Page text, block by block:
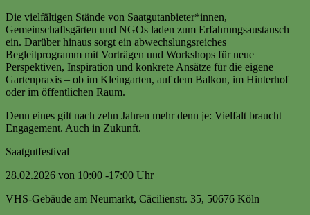
Die vielfältigen Stände von Saatgutanbieter*innen,
Gemeinschaftsgärten und NGOs laden zum Erfahrungsaustausch
ein. Darüber hinaus sorgt ein abwechslungsreiches
Begleitprogramm mit Vorträgen und Workshops für neue
Perspektiven, Inspiration und konkrete Ansätze für die eigene
Gartenpraxis – ob im Kleingarten, auf dem Balkon, im Hinterhof
oder im öffentlichen Raum.
Denn eines gilt nach zehn Jahren mehr denn je: Vielfalt braucht
Engagement. Auch in Zukunft.
Saatgutfestival
28.02.2026 von 10:00 -17:00 Uhr
VHS-Gebäude am Neumarkt, Cäcilienstr. 35, 50676 Köln